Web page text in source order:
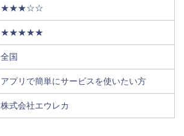
★★★☆☆
★★★★★
全国
アプリで簡単にサービスを使いたい方
株式会社エウレカ